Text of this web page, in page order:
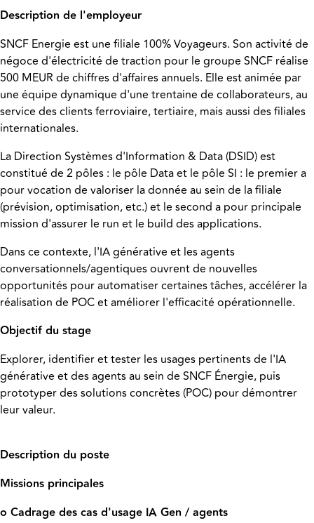
Description de l'employeur
SNCF Energie est une filiale 100% Voyageurs. Son activité de
négoce d'électricité de traction pour le groupe SNCF réalise
500 MEUR de chiffres d'affaires annuels. Elle est animée par
une équipe dynamique d'une trentaine de collaborateurs, au
service des clients ferroviaire, tertiaire, mais aussi des filiales
internationales.
La Direction Systèmes d'Information & Data (DSID) est
constitué de 2 pôles : le pôle Data et le pôle SI : le premier a
pour vocation de valoriser la donnée au sein de la filiale
(prévision, optimisation, etc.) et le second a pour principale
mission d'assurer le run et le build des applications.
Dans ce contexte, l'IA générative et les agents
conversationnels/agentiques ouvrent de nouvelles
opportunités pour automatiser certaines tâches, accélérer la
réalisation de POC et améliorer l'efficacité opérationnelle.
Objectif du stage
Explorer, identifier et tester les usages pertinents de l'IA
générative et des agents au sein de SNCF Énergie, puis
prototyper des solutions concrètes (POC) pour démontrer
leur valeur.
Description du poste
Missions principales
o Cadrage des cas d'usage IA Gen / agents